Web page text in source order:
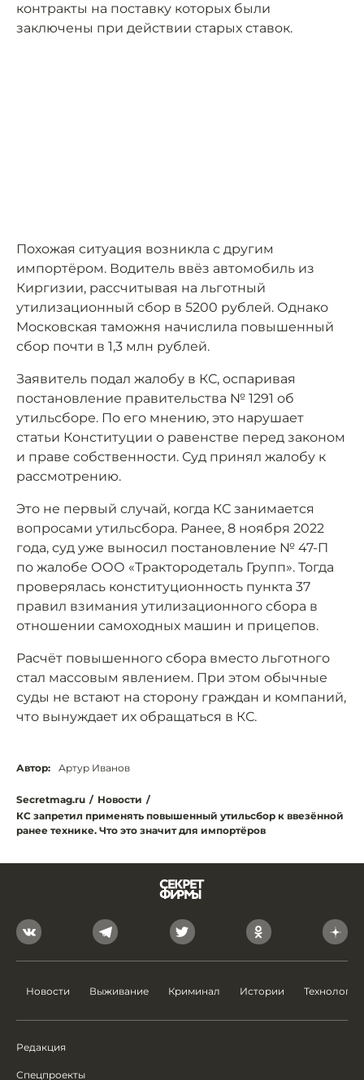
контракты на поставку которых были
заключены при действии старых ставок.
Похожая ситуация возникла с другим
импортёром. Водитель ввёз автомобиль из
Киргизии, рассчитывая на льготный
утилизационный сбор в 5200 рублей. Однако
Московская таможня начислила повышенный
сбор почти в 1,3 млн рублей.
Заявитель подал жалобу в КС, оспаривая
постановление правительства № 1291 об
утильсборе. По его мнению, это нарушает
статьи Конституции о равенстве перед законом
и праве собственности. Суд принял жалобу к
рассмотрению.
Это не первый случай, когда КС занимается
вопросами утильсбора. Ранее, 8 ноября 2022
года, суд уже выносил постановление № 47-П
по жалобе ООО «Трактородеталь Групп». Тогда
проверялась конституционность пункта 37
правил взимания утилизационного сбора в
отношении самоходных машин и прицепов.
Расчёт повышенного сбора вместо льготного
стал массовым явлением. При этом обычные
суды не встают на сторону граждан и компаний,
что вынуждает их обращаться в КС.
Автор: Артур Иванов
Secretmag.ru / Новости /
КС запретил применять повышенный утильсбор к ввезённой
ранее технике. Что это значит для импортёров
Новости Выживание Криминал Истории Технологии
Редакция
Спецпроекты